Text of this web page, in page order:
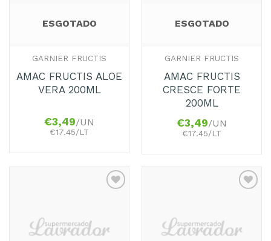
ESGOTADO
GARNIER FRUCTIS
AMAC FRUCTIS ALOE
VERA 200ML
€3,49/UN
€17.45/LT
ESGOTADO
GARNIER FRUCTIS
AMAC FRUCTIS
CRESCE FORTE
200ML
€3,49/UN
€17.45/LT
Favoritos
Favoritos